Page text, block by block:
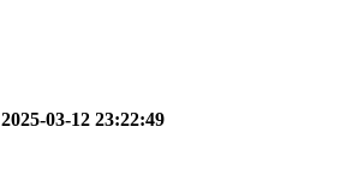
2025-03-12 23:22:49